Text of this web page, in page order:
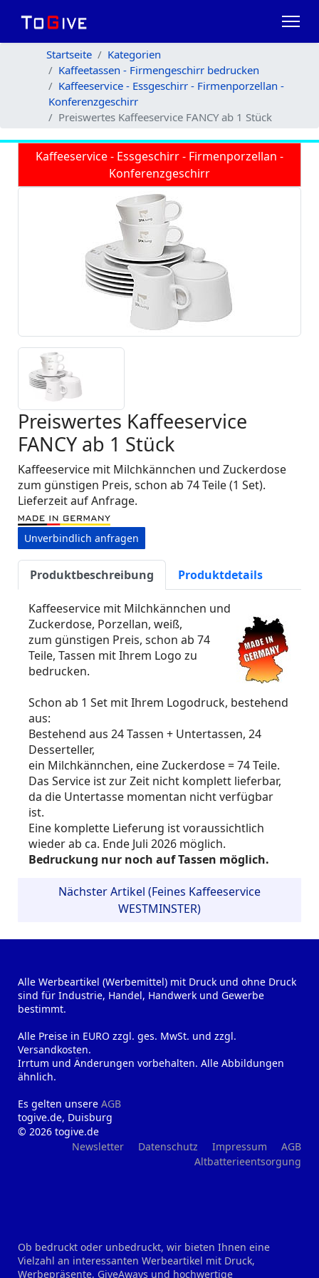
Startseite
Kategorien
Kaffeetassen - Firmengeschirr bedrucken
Kaffeeservice - Essgeschirr - Firmenporzellan -
Konferenzgeschirr
Preiswertes Kaffeeservice FANCY ab 1 Stück
Kaffeeservice - Essgeschirr - Firmenporzellan -
Konferenzgeschirr
Preiswertes Kaffeeservice
FANCY ab 1 Stück
Kaffeeservice mit Milchkännchen und Zuckerdose
zum günstigen Preis, schon ab 74 Teile (1 Set).
Lieferzeit auf Anfrage.
Unverbindlich anfragen
Produktbeschreibung Produktdetails
Kaffeeservice mit Milchkännchen und
Zuckerdose, Porzellan, weiß,
zum günstigen Preis, schon ab 74
Teile, Tassen mit Ihrem Logo zu
bedrucken.
Schon ab 1 Set mit Ihrem Logodruck, bestehend
aus:
Bestehend aus 24 Tassen + Untertassen, 24
Desserteller,
ein Milchkännchen, eine Zuckerdose = 74 Teile.
Das Service ist zur Zeit nicht komplett lieferbar,
da die Untertasse momentan nicht verfügbar
ist.
Eine komplette Lieferung ist voraussichtlich
wieder ab ca. Ende Juli 2026 möglich.
Bedruckung nur noch auf Tassen möglich.
Nächster Artikel (Feines Kaffeeservice
WESTMINSTER)
Alle Werbeartikel (Werbemittel) mit Druck und ohne Druck
sind für Industrie, Handel, Handwerk und Gewerbe
bestimmt.
Alle Preise in EURO zzgl. ges. MwSt. und zzgl.
Versandkosten.
Irrtum und Änderungen vorbehalten. Alle Abbildungen
ähnlich.
Es gelten unsere AGB
togive.de, Duisburg
© 2026 togive.de
Newsletter
Datenschutz Impressum
AGB
Altbatterieentsorgung
Ob bedruckt oder unbedruckt, wir bieten Ihnen eine
Vielzahl an interessanten Werbeartikel mit Druck,
Werbepräsente, GiveAways und hochwertige